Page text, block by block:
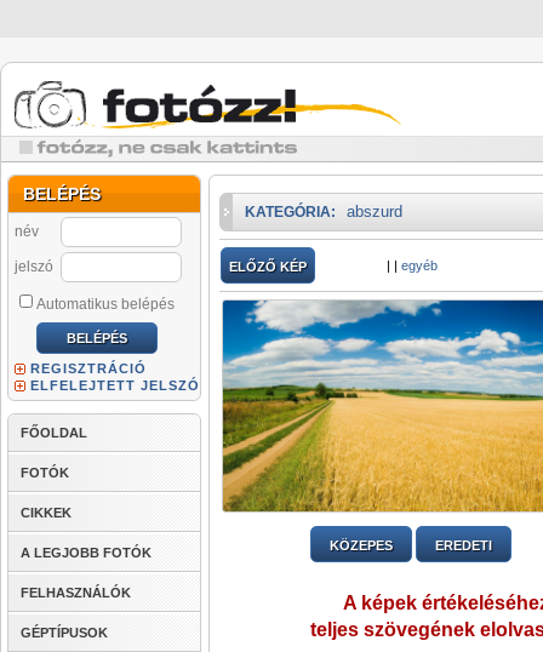
BELÉPÉS
név
jelszó
Automatikus belépés
REGISZTRÁCIÓ
ELFELEJTETT JELSZÓ
FŐOLDAL
FOTÓK
CIKKEK
A LEGJOBB FOTÓK
FELHASZNÁLÓK
GÉPTÍPUSOK
KATEGÓRIA: abszurd
ELŐZŐ KÉP | | egyéb
KÖZEPES EREDETI
A képek
teljes szövegének